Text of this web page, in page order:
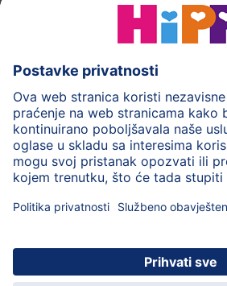
HiPP njega
Terapeutska
Zaštita podataka i upute za
Uvjeti korištenja
O HiPP-u